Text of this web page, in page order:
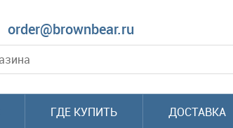
order@brownbear.ru
ГДЕ КУПИТЬ ДОСТАВКА